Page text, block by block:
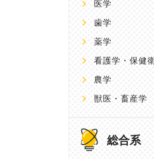
医学
歯学
薬学
看護学・保健
農学
獣医・畜産学
総合系